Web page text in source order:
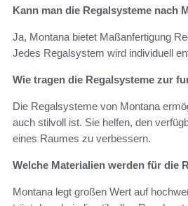
Kann man die Regalsysteme nach
Ja, Montana bietet Maßanfertigung
Jedes Regalsystem wird individuell
Wie tragen die Regalsysteme zur
Die Regalsysteme von Montana
auch stilvoll ist. Sie helfen, den
eines Raumes zu verbessern.
Welche Materialien werden für die
Montana legt großen Wert auf